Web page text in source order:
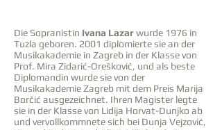
Die Sopranistin Ivana Lazarwurde 1976 in
Tuzla geboren. 2001 diplomierte sie an der
Musikakademie in Zagreb in der Klasse von
Prof. Mira Zidarić-Orešković, und als beste
Diplomandin wurde sie von der
Musikakademie Zagreb mit dem Preis Marija
Borčić ausgezeichnet. Ihren Magister legte
sie in der Klasse von Lidija Horvat-Dunjko ab
und vervollkommnete sich bei Dunja Vejzović,